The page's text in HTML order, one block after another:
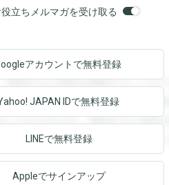
立ちメルマガを受け取る
録すると回答を閲覧することが
を閲覧することができます。登
とができます。登録すると回答
。登録すると回答を閲覧するこ
アカウントで無料登録
JAPAN IDで無料登録
LINEで無料登録
Appleでサインアップ